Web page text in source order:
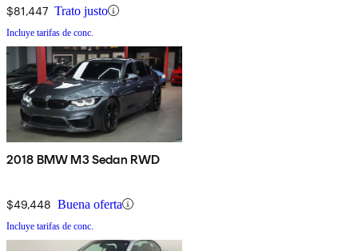
$81,447 Trato justo
Incluye tarifas de conc.
2018 BMW M3 Sedan RWD
$49,448 Buena oferta
Incluye tarifas de conc.